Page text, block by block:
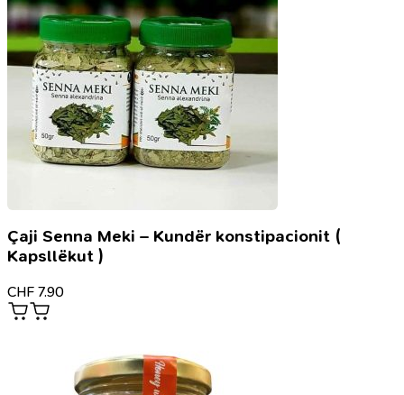
Çaji Senna Meki – Kundër konstipacionit (
Kapsllëkut )
CHF 7.90